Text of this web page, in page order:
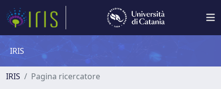
IRIS
IRIS Pagina ricercatore